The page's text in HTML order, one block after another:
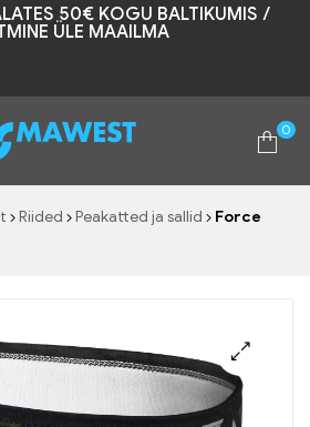
50€ KOGU BALTIKUMIS /
ÜLE MAAILMA
0
Riided Peakatted ja sallid
Force
🔍